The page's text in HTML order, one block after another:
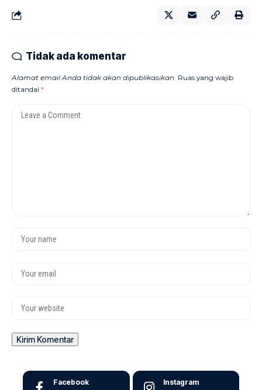
Tidak ada komentar
Alamat email Anda tidak akan dipublikasikan. Ruas yang wajib
ditandai *
Facebook Instagram